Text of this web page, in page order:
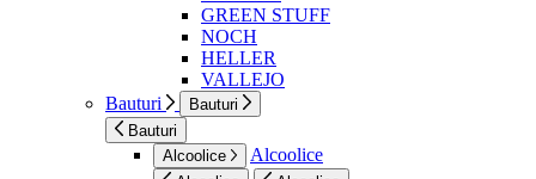
GREEN STUFF
NOCH
HELLER
VALLEJO
Bauturi
Bauturi
Bauturi
Alcoolice
Alcoolice